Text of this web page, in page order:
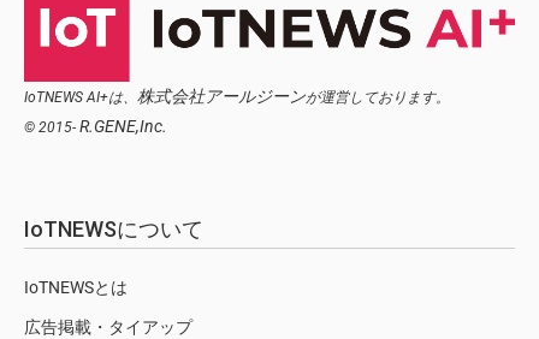
IoTNEWS AI+は、 株式会社アールジーンが運営しております。
© 2015- R.GENE,Inc.
IoTNEWSについて
IoTNEWSとは
広告掲載・タイアップ